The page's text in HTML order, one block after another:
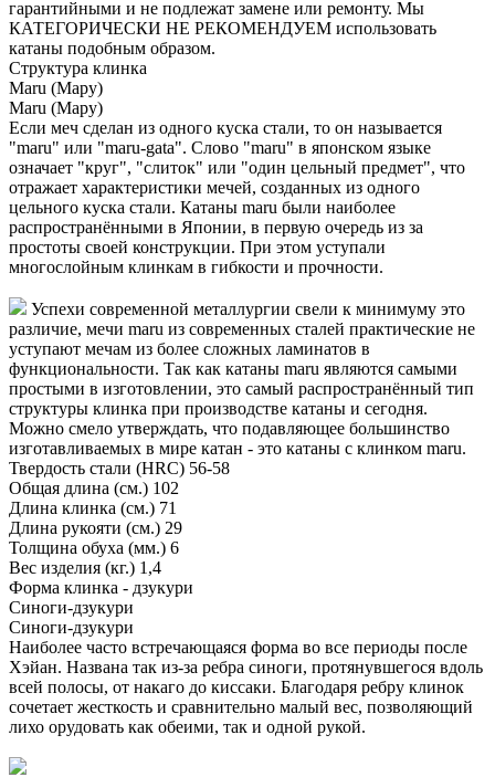
гарантийными и не подлежат замене или ремонту. Мы
КАТЕГОРИЧЕСКИ НЕ РЕКОМЕНДУЕМ использовать
катаны подобным образом.
Структура клинка
Maru (Мару)
Maru (Мару)
Если меч сделан из одного куска стали, то он называется
"maru" или "maru-gata". Слово "maru" в японском языке
означает "круг", "слиток" или "один цельный предмет", что
отражает характеристики мечей, созданных из одного
цельного куска стали. Катаны maru были наиболее
распространёнными в Японии, в первую очередь из за
простоты своей конструкции. При этом уступали
многослойным клинкам в гибкости и прочности.
Успехи современной металлургии свели к минимуму это
различие, мечи maru из современных сталей практические не
уступают мечам из более сложных ламинатов в
функциональности. Так как катаны maru являются самыми
простыми в изготовлении, это самый распространённый тип
структуры клинка при производстве катаны и сегодня.
Можно смело утверждать, что подавляющее большинство
изготавливаемых в мире катан - это катаны с клинком maru.
Твердость стали (HRC) 56-58
Общая длина (см.) 102
Длина клинка (см.) 71
Длина рукояти (см.) 29
Толщина обуха (мм.) 6
Вес изделия (кг.) 1,4
Форма клинка - дзукури
Синоги-дзукури
Синоги-дзукури
Наиболее часто встречающаяся форма во все периоды после
Хэйан. Названа так из-за ребра синоги, протянувшегося вдоль
всей полосы, от накаго до киссаки. Благодаря ребру клинок
сочетает жесткость и сравнительно малый вес, позволяющий
лихо орудовать как обеими, так и одной рукой.